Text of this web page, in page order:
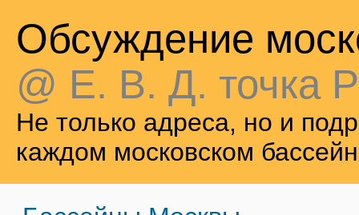
Обсуждение
@ Е. В. Д. точка
Не только адреса, но и
каждом московском